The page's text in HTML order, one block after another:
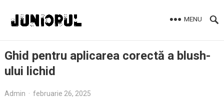
MENU
Ghid pentru aplicarea corectă a blush-
ului lichid
Admin · februarie 26, 2025